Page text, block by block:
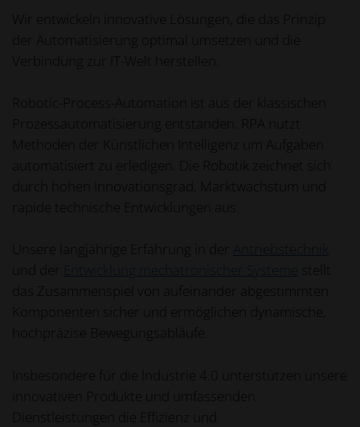
Wir entwickeln innovative Lösungen, die das Prinzip
der Automatisierung optimal umsetzen und die
Verbindung zur IT-Welt herstellen.
Robotic-Process-Automation ist aus der klassischen
Prozessautomatisierung entstanden. RPA nutzt
Methoden der Künstlichen Intelligenz um Aufgaben
automatisiert zu erledigen. Die Robotik zeichnet sich
durch hohen Innovationsgrad, Marktwachstum und
rapide technische Entwicklungen aus.
Unsere langjährige Erfahrung in der Antriebstechnik
und der
Entwicklung mechatronischer Systeme
stellt
das Zusammenspiel von aufeinander abgestimmten
Komponenten sicher und ermöglichen dynamische,
hochpräzise Bewegungsabläufe.
Insbesondere für die Industrie 4.0 unterstützen unsere
innovativen Produkte und umfassenden
Dienstleistungen die Effizienz und